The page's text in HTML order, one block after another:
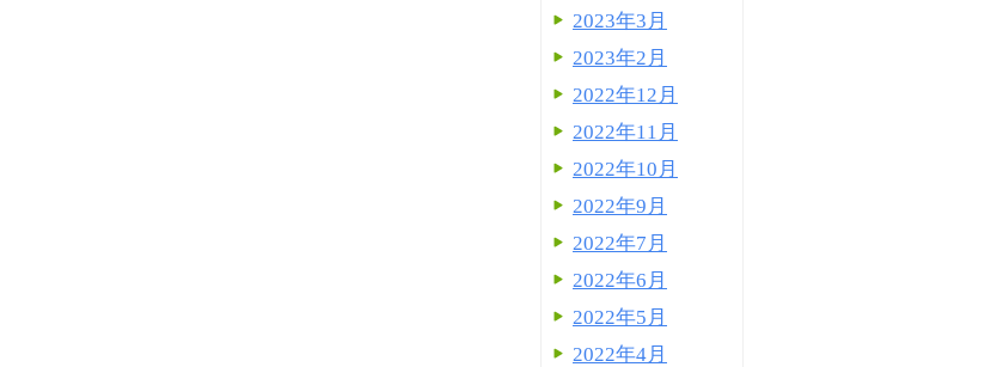
2023年3月
2023年2月
2022年12月
2022年11月
2022年10月
2022年9月
2022年7月
2022年6月
2022年5月
2022年4月